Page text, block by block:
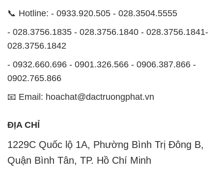
📞 Hotline: - 0933.920.505 - 028.3504.5555
- 028.3756.1835 - 028.3756.1840 - 028.3756.1841-
028.3756.1842
- 0932.660.696 - 0901.326.566 - 0906.387.866 -
0902.765.866
📧 Email: hoachat@dactruongphat.vn
ĐỊA CHỈ
1229C Quốc lộ 1A, Phường Bình Trị Đông B,
Quận Bình Tân, TP. Hồ Chí Minh